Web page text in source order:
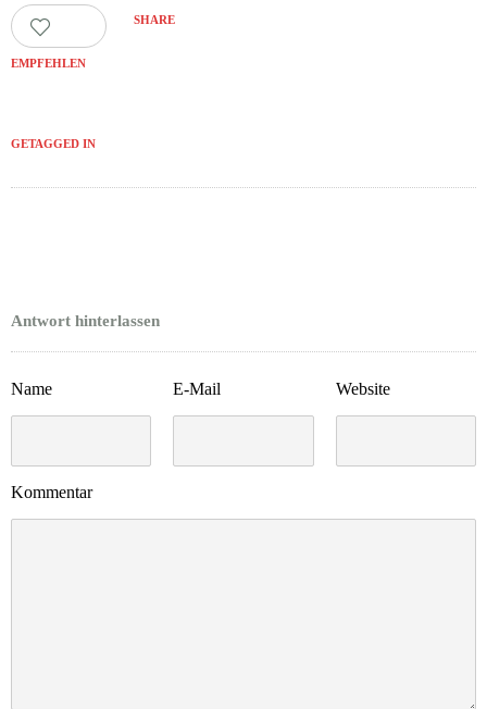
EMPFEHLEN
SHARE
GETAGGED IN
Antwort hinterlassen
Name E-Mail Website
Kommentar